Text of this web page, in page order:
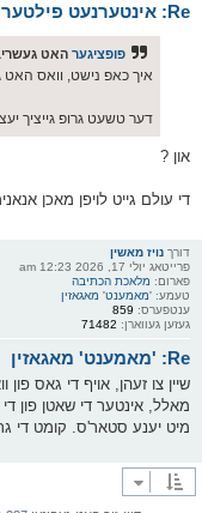
Re: אינטערנעט פילטער
פופציגער האט
איך כאפ נישט, וואס האט
דער טשעט גרופ גייציך
און ?
די עולם גייט לויפן מאכן
דורך נויז מאשין
פרייטאג יולי 17, 2026 12:23 am
פארום: מלאכת הכתיבה
טעמע: 'מאמענט' מאגאזין
ענטפערס: 859
געזען געווארן: 71482
Re: 'מאמענט' מאגאזין
שיין צו זעהן, אויף די גאס
מאלל, אינטער די שאטן פון
מיט יענע סטאר'ס. קומט די